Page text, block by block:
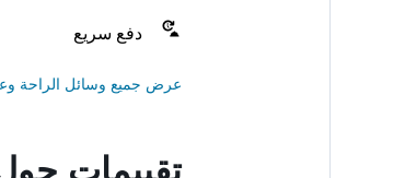
دفع سريع
عرض جميع وسائل الراحة